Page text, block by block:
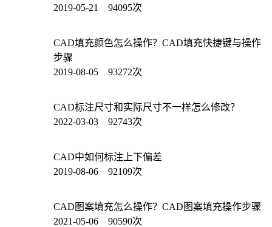
2019-05-21 94095次
CAD填充颜色怎么操作？CAD填充快捷键与操作
步骤
2019-08-05 93272次
CAD标注尺寸和实际尺寸不一样怎么修改？
2022-03-03 92743次
CAD中如何标注上下偏差
2019-08-06 92109次
CAD图案填充怎么操作？CAD图案填充操作步骤
2021-05-06 90590次